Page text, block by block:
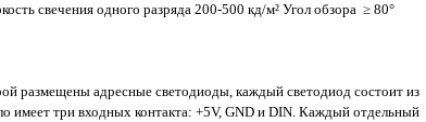
свечения одного разряда 200-500 кд/м² Угол обзора ≥ 80°
размещены адресные светодиоды, каждый светодиод состоит из
имеет три входных контакта: +5V, GND и DIN. Каждый отдельный